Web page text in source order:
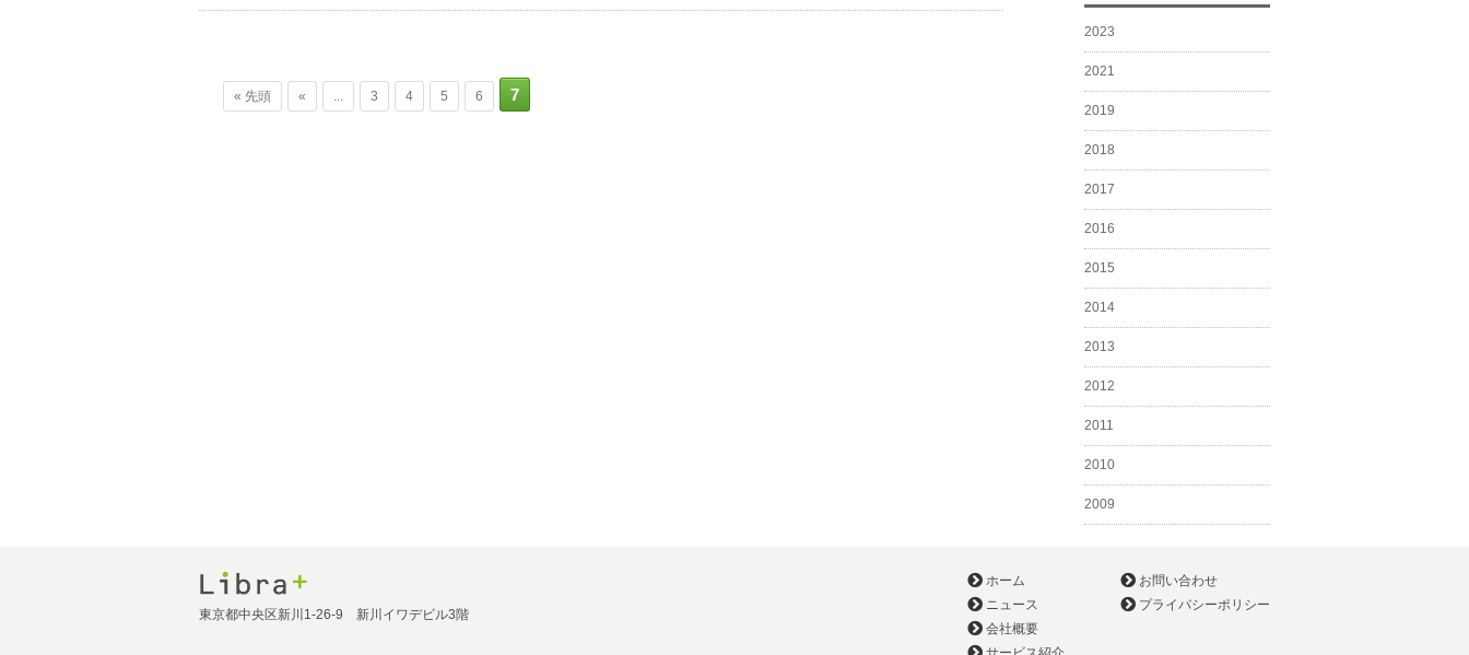
« 先頭 « ... 3 4 5 6 7
2023
2021
2019
2018
2017
2016
2015
2014
2013
2012
2011
2010
2009
東京都中央区新川1-26-9 新川イワデビル3階
お問い合わせ
プライバシーポリシー
ホーム
ニュース
会社概要